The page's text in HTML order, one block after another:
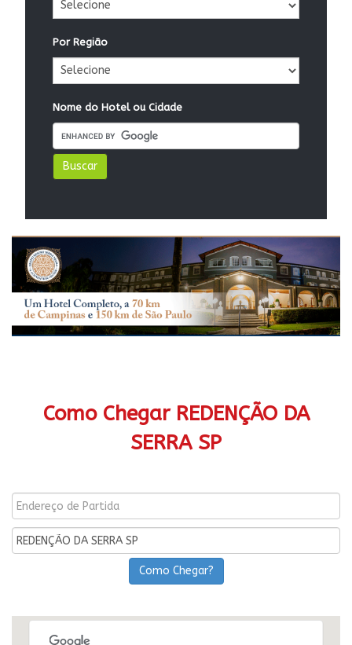
Por Região
Nome do Hotel ou Cidade
Como Chegar REDENÇÃO DA
SERRA SP
Como Chegar?